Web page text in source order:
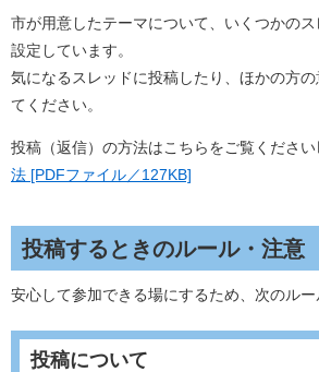
市が用意したテーマについて、いくつかの
設定しています。
気になるスレッドに投稿したり、ほかの方
てください。
投稿（返信）の方法はこちらをご覧くださ
法 [PDFファイル／127KB]
投稿するときのルール・注意
安心して参加できる場にするため、次のルー
投稿について